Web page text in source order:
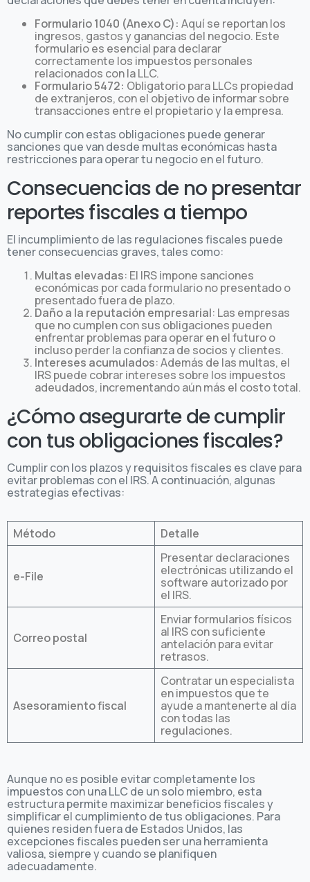
Formulario 1040 (Anexo C): Aquí se reportan los
ingresos, gastos y ganancias del negocio. Este
formulario es esencial para declarar
correctamente los impuestos personales
relacionados con la LLC.
Formulario 5472: Obligatorio para LLCs propiedad
de extranjeros, con el objetivo de informar sobre
transacciones entre el propietario y la empresa.
No cumplir con estas obligaciones puede generar
sanciones que van desde multas económicas hasta
restricciones para operar tu negocio en el futuro.
Consecuencias de no presentar
reportes fiscales a tiempo
El incumplimiento de las regulaciones fiscales puede
tener consecuencias graves, tales como:
Multas elevadas: El IRS impone sanciones
económicas por cada formulario no presentado o
presentado fuera de plazo.
Daño a la reputación empresarial: Las empresas
que no cumplen con sus obligaciones pueden
enfrentar problemas para operar en el futuro o
incluso perder la confianza de socios y clientes.
Intereses acumulados: Además de las multas, el
IRS puede cobrar intereses sobre los impuestos
adeudados, incrementando aún más el costo total.
¿Cómo asegurarte de cumplir
con tus obligaciones fiscales?
Cumplir con los plazos y requisitos fiscales es clave para
evitar problemas con el IRS. A continuación, algunas
estrategias efectivas:
Método Detalle
e-File
Presentar declaraciones
electrónicas utilizando el
software autorizado por
el IRS.
Correo postal
Enviar formularios físicos
al IRS con suficiente
antelación para evitar
retrasos.
Asesoramiento fiscal
Contratar un especialista
en impuestos que te
ayude a mantenerte al día
con todas las
regulaciones.
Aunque no es posible evitar completamente los
impuestos con una LLC de un solo miembro, esta
estructura permite maximizar beneficios fiscales y
simplificar el cumplimiento de tus obligaciones. Para
quienes residen fuera de Estados Unidos, las
excepciones fiscales pueden ser una herramienta
valiosa, siempre y cuando se planifiquen
adecuadamente.